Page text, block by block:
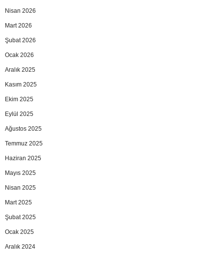
Nisan 2026
Mart 2026
Şubat 2026
Ocak 2026
Aralık 2025
Kasım 2025
Ekim 2025
Eylül 2025
Ağustos 2025
Temmuz 2025
Haziran 2025
Mayıs 2025
Nisan 2025
Mart 2025
Şubat 2025
Ocak 2025
Aralık 2024